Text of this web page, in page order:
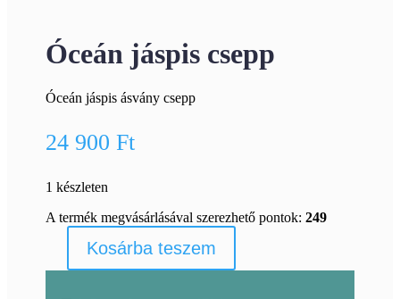
Óceán jáspis csepp
Óceán jáspis ásvány csepp
24 900Ft
1 készleten
A termék megvásárlásával szerezhető pontok:249
jáspis
Kosárba teszem